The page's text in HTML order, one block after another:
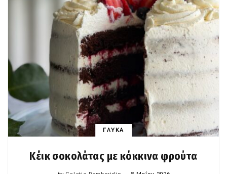
ΓΛΥΚΑ
Κέικ σοκολάτας με κόκκινα φρούτα